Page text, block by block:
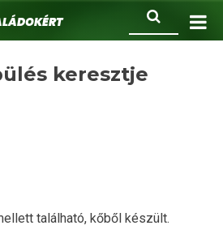
keresztje
található, kőből készült.